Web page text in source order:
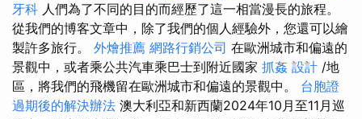
牙科 人們為了不同的目的而經歷了這一相當漫長的旅程。
從我們的博客文章中，除了我們的個人經驗外，您還可以繪
製許多旅行。 外燴推薦 網路行銷公司 在歐洲城市和偏遠的
景觀中，或者乘公共汽車乘巴士到附近國家 抓姦 設計 /地
區，將我們的飛機留在歐洲城市和偏遠的景觀中。 台胞證
過期後的解決辦法 澳大利亞和新西蘭2024年10月至11月巡